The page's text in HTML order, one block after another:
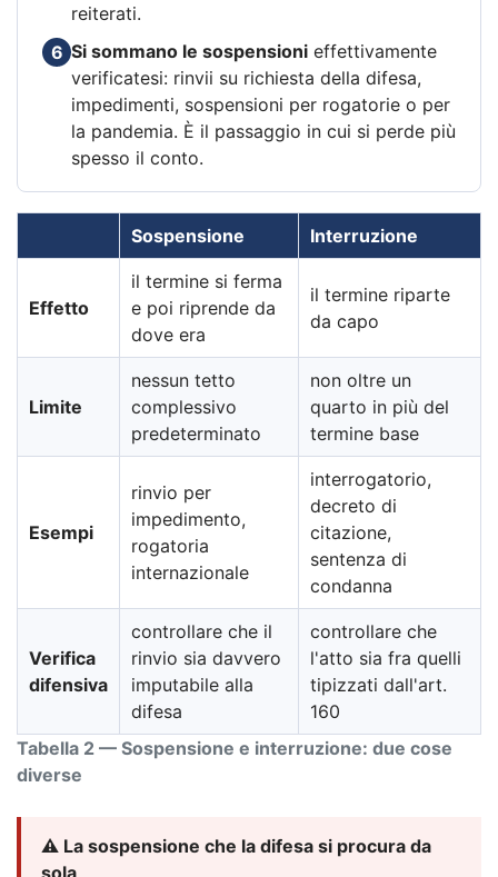
reiterati.
6 Si sommano le sospensioni effettivamente
verificatesi: rinvii su richiesta della difesa,
impedimenti, sospensioni per rogatorie o per
la pandemia. È il passaggio in cui si perde più
spesso il conto.
Tabella 2 — Sospensione e interruzione: due cose
diverse
Sospensione Interruzione
Effetto
il termine si ferma
e poi riprende da
dove era
il termine riparte
da capo
Limite
nessun tetto
complessivo
predeterminato
non oltre un
quarto in più del
termine base
Esempi
rinvio per
impedimento,
rogatoria
internazionale
interrogatorio,
decreto di
citazione,
sentenza di
condanna
Verifica
difensiva
controllare che il
rinvio sia davvero
imputabile alla
difesa
controllare che
l'atto sia fra quelli
tipizzati dall'art.
160
⚠️ La sospensione che la difesa si procura da
sola